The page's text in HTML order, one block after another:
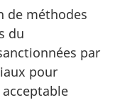
de méthodes
du
par
pour